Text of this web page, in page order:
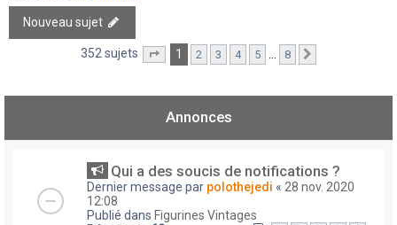
Nouveau sujet
352 sujets Page sur8
1 2 3 4 5 … 8
Annonces
Qui a des soucis de notifications ?
Dernier message par polothejedi « 28 nov. 2020
12:08
Publié dans Figurines Vintages